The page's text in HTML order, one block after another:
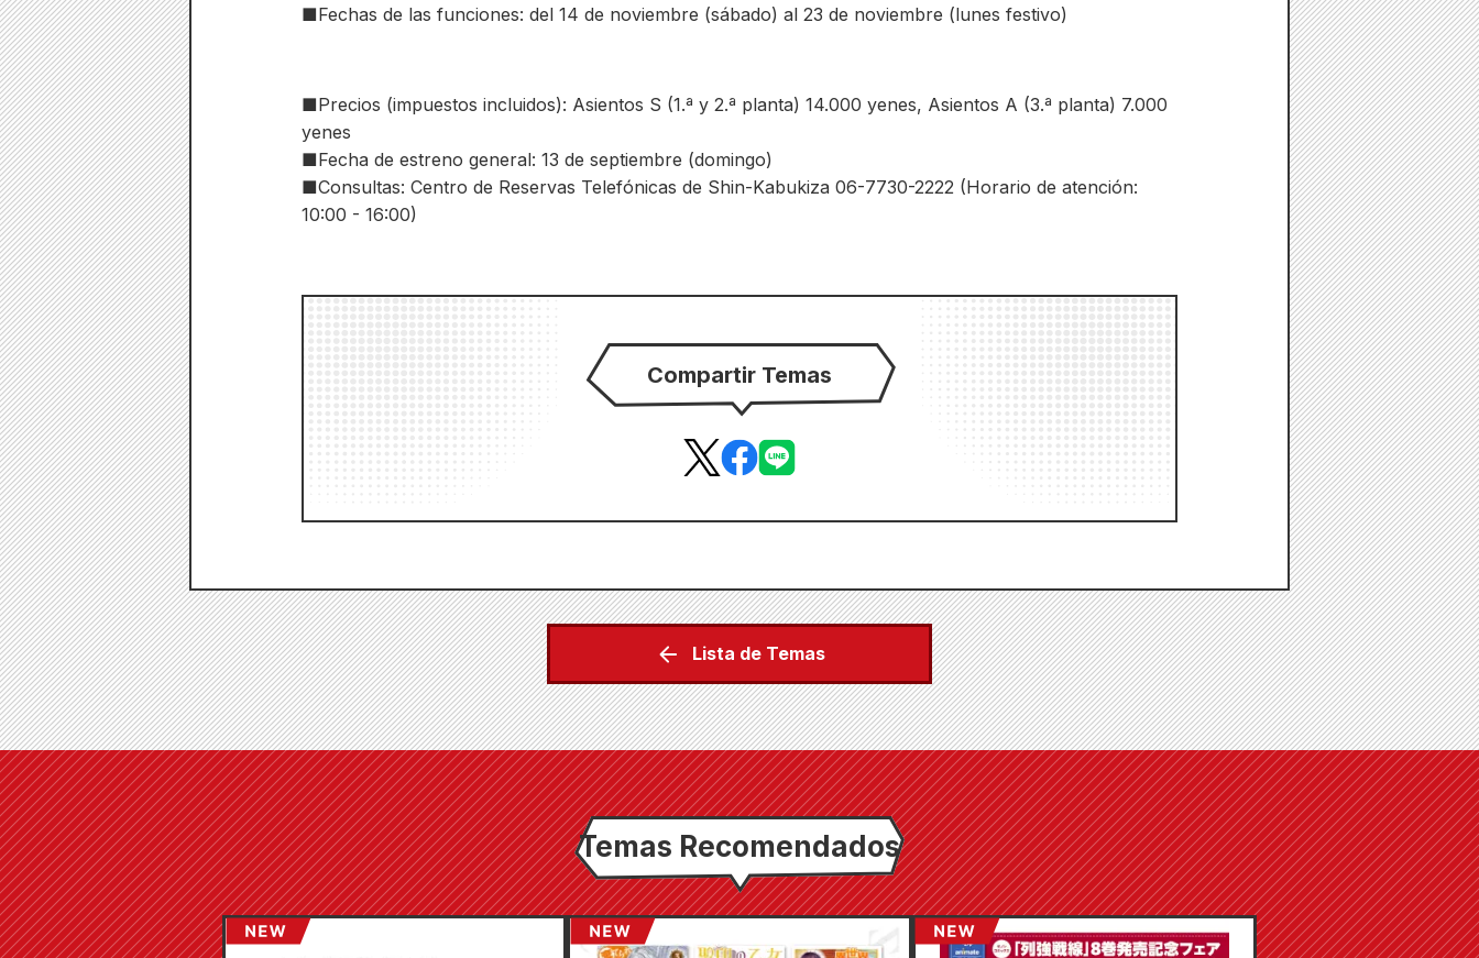
■Fechas de las funciones: del 14 de noviembre (sábado) al 23 de noviembre (lunes festivo)
■Precios (impuestos incluidos): Asientos S (1.ª y 2.ª planta) 14.000 yenes, Asientos A (3.ª planta) 7.000
yenes
■Fecha de estreno general: 13 de septiembre (domingo)
■Consultas: Centro de Reservas Telefónicas de Shin-Kabukiza 06-7730-2222 (Horario de atención:
10:00 - 16:00)
Compartir Temas
Lista de Temas
Temas Recomendados